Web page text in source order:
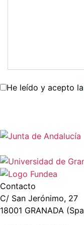
He leído y acepto la
Contacto
C/ San Jerónimo, 27
18001 GRANADA